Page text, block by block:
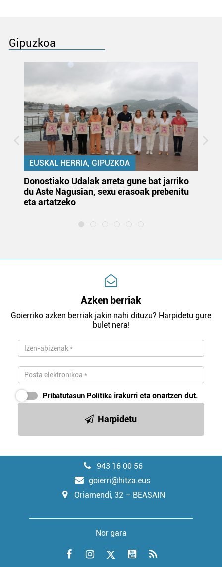
Gipuzkoa
EUSKAL HERRIA, GIPUZKOA
Donostiako Udalak arreta gune bat jarriko
du Aste Nagusian, sexu erasoak prebenitu
eta artatzeko
Azken berriak
Goierriko azken berriak jakin nahi dituzu? Harpidetu gure
buletinera!
Pribatutasun Politika irakurri eta onartzen dut.
Harpidetu
943 16 00 56
goierri@hitza.eus
Oriamendi, 32 – BEASAIN
Nor gara